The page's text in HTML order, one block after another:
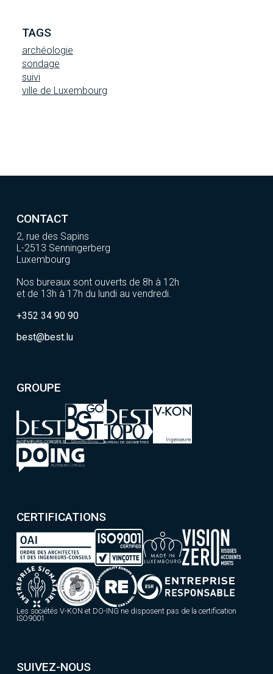
TAGS
archéologie
sondage
suivi
ville de Luxembourg
CONTACT
2, rue des Sapins
L-2513 Senningerberg
Luxembourg
Nos bureaux sont ouverts de 8h à 12h
et de 13h à 17h du lundi au vendredi.
+352 34 90 90
best@best.lu
GROUPE
CERTIFICATIONS
Les sociétés V-KON et DO-ING ne disposent pas de la certification
ISO9001
SUIVEZ-NOUS